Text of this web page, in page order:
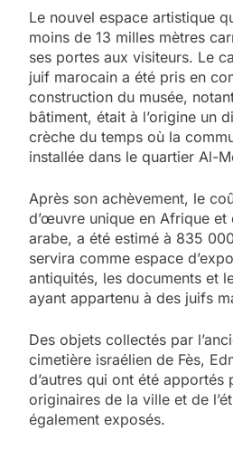
Le nouvel espace artistique
moins de 13 milles mètres
ses portes aux visiteurs. Le
juif marocain a été pris en
construction du musée,
bâtiment, était à l’origine un
crèche du temps où la
installée dans le quartier Al-
Après son achèvement, le
d’œuvre unique en Afrique et
arabe, a été estimé à 835
servira comme espace
antiquités, les documents et
ayant appartenu à des juifs
Des objets collectés par
cimetière israélien de Fès,
d’autres qui ont été apportés
originaires de la ville et de
également exposés.